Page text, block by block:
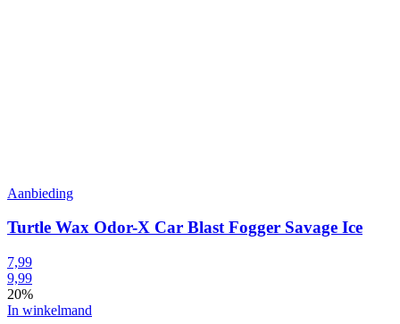
Aanbieding
Turtle Wax Odor-X Car Blast Fogger Savage Ice
7,99
9,99
20%
In winkelmand